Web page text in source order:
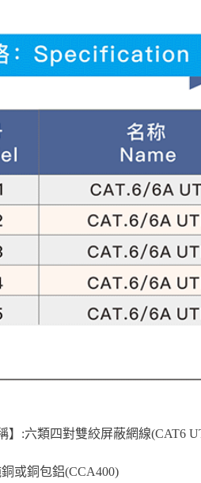
】:六類四對雙絞屏蔽網線(CAT6
銅或銅包鋁(CCA400)